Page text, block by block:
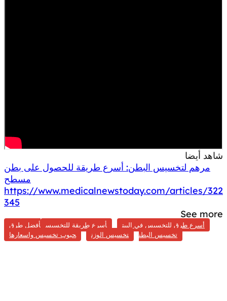
شاهد أيضا
مرهم لتخسيس البطن: أسرع طريقة للحصول على بطن
مسطح
https://www.medicalnewstoday.com/articles/322
345
See more
أسرع طرق للتخسيس في البيت أسرع طريقة للتخسيس
أفضل طرق
تخسيس البطن
تخسيس الوزن حبوب تخسيس واسعارها